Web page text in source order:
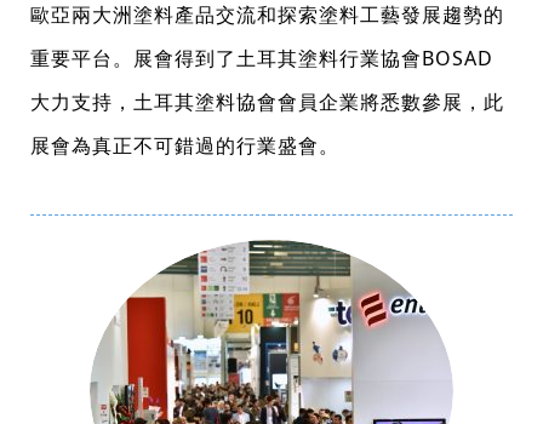
歐亞兩大洲塗料產品交流和探索塗料工藝發展趨勢的
重要平台。展會得到了土耳其塗料行業協會BOSAD
大力支持，土耳其塗料協會會員企業將悉數參展，此
展會為真正不可錯過的行業盛會。